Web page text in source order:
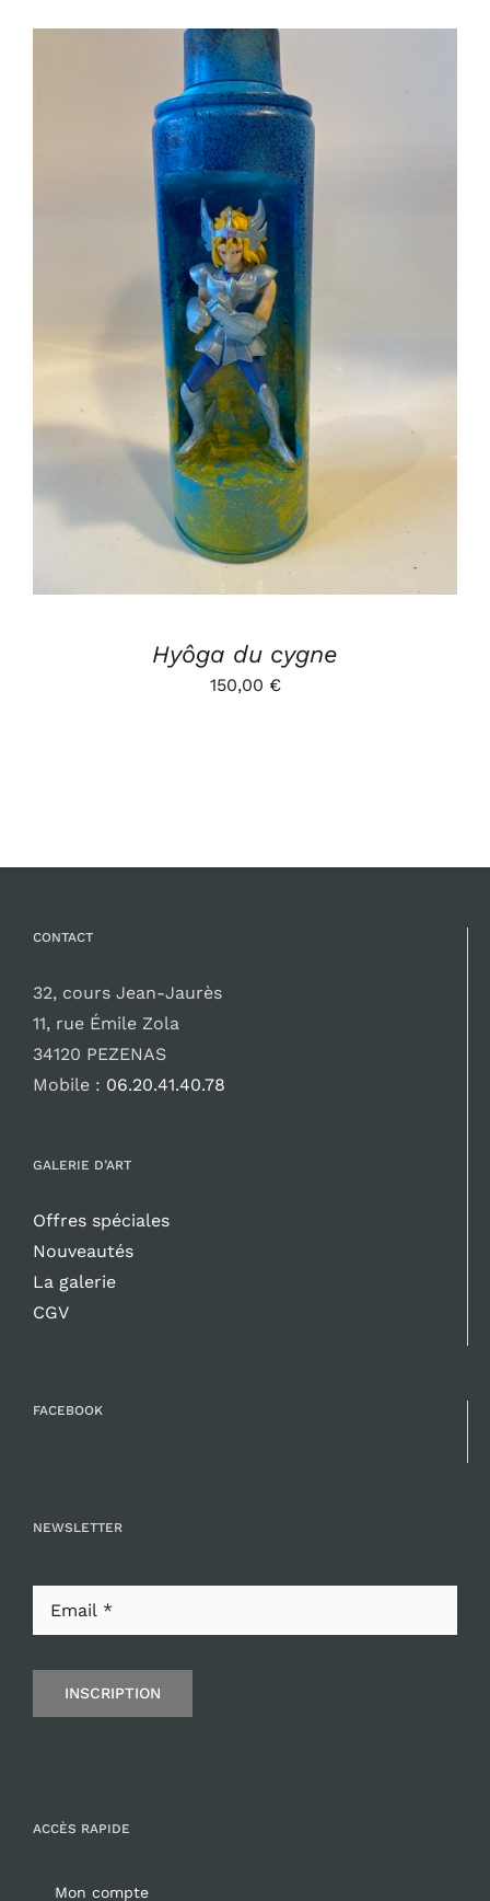
AJOUTER AU PANIER
Hyôga du cygne
150,00 €
CONTACT
32, cours Jean-Jaurès
11, rue Émile Zola
34120 PEZENAS
Mobile : 06.20.41.40.78
GALERIE D’ART
Offres spéciales
Nouveautés
La galerie
CGV
FACEBOOK
NEWSLETTER
INSCRIPTION
ACCÈS RAPIDE
Mon compte